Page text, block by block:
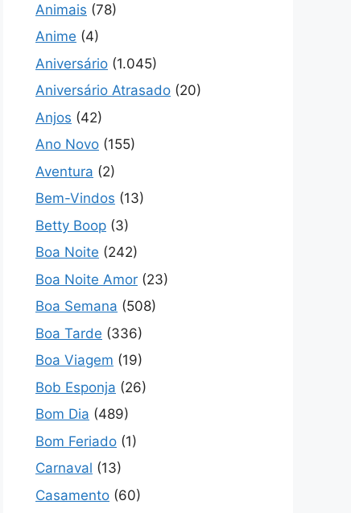
Animais (78)
Anime (4)
Aniversário (1.045)
Aniversário Atrasado (20)
Anjos (42)
Ano Novo (155)
Aventura (2)
Bem-Vindos (13)
Betty Boop (3)
Boa Noite (242)
Boa Noite Amor (23)
Boa Semana (508)
Boa Tarde (336)
Boa Viagem (19)
Bob Esponja (26)
Bom Dia (489)
Bom Feriado (1)
Carnaval (13)
Casamento (60)